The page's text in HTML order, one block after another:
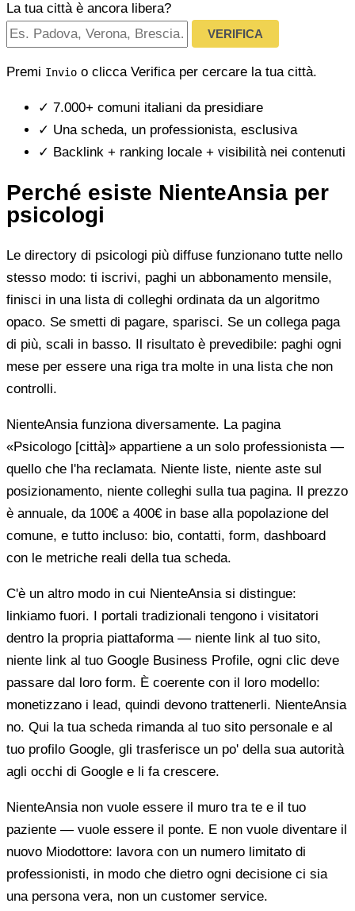
La tua città è ancora libera?
VERIFICA
Premi Invio o clicca Verifica per cercare la tua città.
✓ 7.000+ comuni italiani da presidiare
✓ Una scheda, un professionista, esclusiva
✓ Backlink + ranking locale + visibilità nei contenuti
Perché esiste NienteAnsia per
psicologi
Le directory di psicologi più diffuse funzionano tutte nello
stesso modo: ti iscrivi, paghi un abbonamento mensile,
finisci in una lista di colleghi ordinata da un algoritmo
opaco. Se smetti di pagare, sparisci. Se un collega paga
di più, scali in basso. Il risultato è prevedibile: paghi ogni
mese per essere una riga tra molte in una lista che non
controlli.
NienteAnsia funziona diversamente. La pagina
«Psicologo [città]» appartiene a un solo professionista —
quello che l'ha reclamata. Niente liste, niente aste sul
posizionamento, niente colleghi sulla tua pagina. Il prezzo
è annuale, da 100€ a 400€ in base alla popolazione del
comune, e tutto incluso: bio, contatti, form, dashboard
con le metriche reali della tua scheda.
C'è un altro modo in cui NienteAnsia si distingue:
linkiamo fuori. I portali tradizionali tengono i visitatori
dentro la propria piattaforma — niente link al tuo sito,
niente link al tuo Google Business Profile, ogni clic deve
passare dal loro form. È coerente con il loro modello:
monetizzano i lead, quindi devono trattenerli. NienteAnsia
no. Qui la tua scheda rimanda al tuo sito personale e al
tuo profilo Google, gli trasferisce un po' della sua autorità
agli occhi di Google e li fa crescere.
NienteAnsia non vuole essere il muro tra te e il tuo
paziente — vuole essere il ponte. E non vuole diventare il
nuovo Miodottore: lavora con un numero limitato di
professionisti, in modo che dietro ogni decisione ci sia
una persona vera, non un customer service.